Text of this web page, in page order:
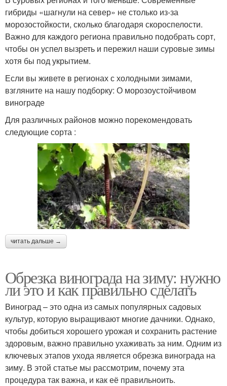
гибриды «шагнули на север» не столько из-за
морозостойкости, сколько благодаря скороспелости.
Важно для каждого региона правильно подобрать сорт,
чтобы он успел вызреть и пережил наши суровые зимы
хотя бы под укрытием.
Если вы живете в регионах с холодными зимами,
взгляните на нашу подборку: О морозоустойчивом
винограде
Для различных районов можно порекомендовать
следующие сорта :
читать дальше →
Обрезка винограда на зиму: нужно
ли это и как правильно сделать
Виноград – это одна из самых популярных садовых
культур, которую выращивают многие дачники. Однако,
чтобы добиться хорошего урожая и сохранить растение
здоровым, важно правильно ухаживать за ним. Одним из
ключевых этапов ухода является обрезка винограда на
зиму. В этой статье мы рассмотрим, почему эта
процедура так важна, и как её правильноить.